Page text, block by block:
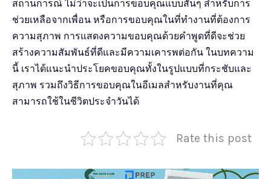
สถานการณ์ ไม่ว่าจะเป็นการขอบคุณแบบสั้นๆ สำหรับการ
ช่วยเหลือจากเพื่อน หรือการขอบคุณในที่ทำงานที่ต้องการ
ความสุภาพ การแสดงความขอบคุณด้วยคำพูดที่ดีจะช่วย
สร้างความสัมพันธ์ที่ดีและมีความเคารพต่อกัน ในบทความ
นี้ เราได้แนะนำประโยคขอบคุณทั้งในรูปแบบที่กระชับและ
สุภาพ รวมถึงวิธีการขอบคุณในอีเมลสำหรับงานที่คุณ
สามารถใช้ในชีวิตประจำวันได้
Rate this post